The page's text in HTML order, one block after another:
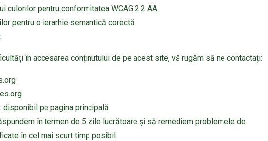
culorilor pentru conformitatea WCAG 2.2 AA
pentru o ierarhie semantică corectă
în accesarea conținutului de pe acest site, vă rugăm să ne contactați:
disponibil pe pagina principală
în termen de 5 zile lucrătoare și să remediem problemele de
în cel mai scurt timp posibil.